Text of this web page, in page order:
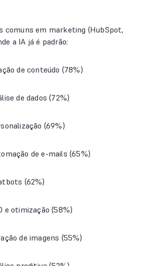
comuns em marketing (HubSpot,
a IA já é padrão:
de conteúdo (78%)
de dados (72%)
(69%)
de e-mails (65%)
(62%)
e otimização (58%)
de imagens (55%)